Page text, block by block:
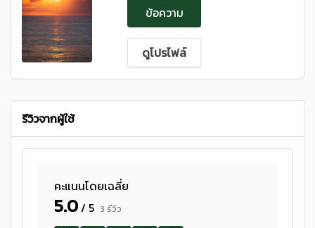
ข้อความ
ดูโปรไฟล์
รีวิวจากผู้ใช้
คะแนนโดยเฉลี่ย
5.0/ 5 3 รีวิว